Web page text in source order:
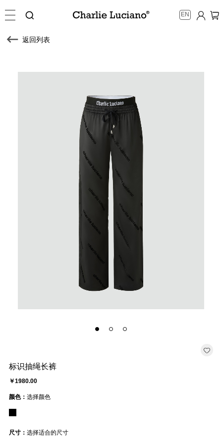
EN
返回列表
标识抽绳长裤
￥1980.00
颜色： 选择颜色
尺寸： 选择适合的尺寸